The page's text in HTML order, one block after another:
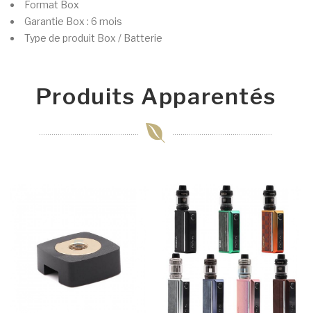
Format Box
Garantie Box : 6 mois
Type de produit Box / Batterie
Produits Apparentés